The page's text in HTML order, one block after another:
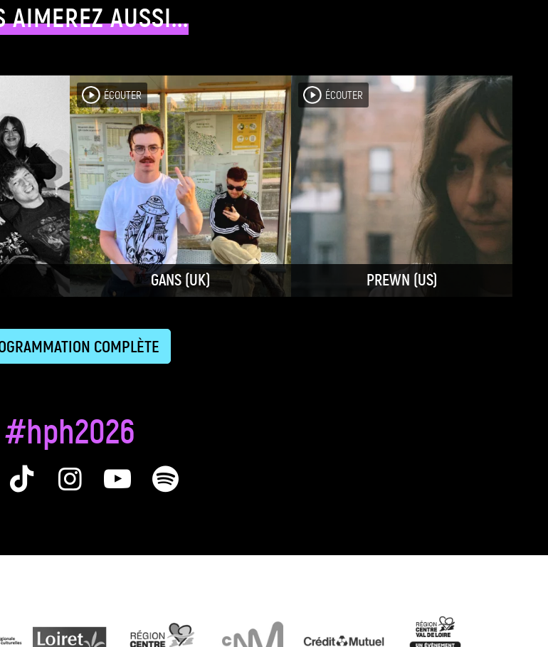
AIMEREZ AUSSI...
GANS (UK)
ÉCOUTER
PREWN (US)
ÉCOUTER
COMPLÈTE
#hph2026